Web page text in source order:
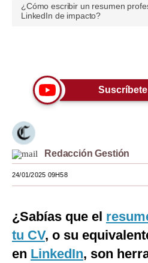
Moda
EEUU
España
Internacional
Tecnología
Club del Suscriptor
Mix
G de Gestión
seconds
¿Cómo escribir un resumen
LinkedIn de impacto?
Redacción Gestión
24/01/2025 09H58
¿Sabías que el
tu CV, o su
en LinkedIn, son